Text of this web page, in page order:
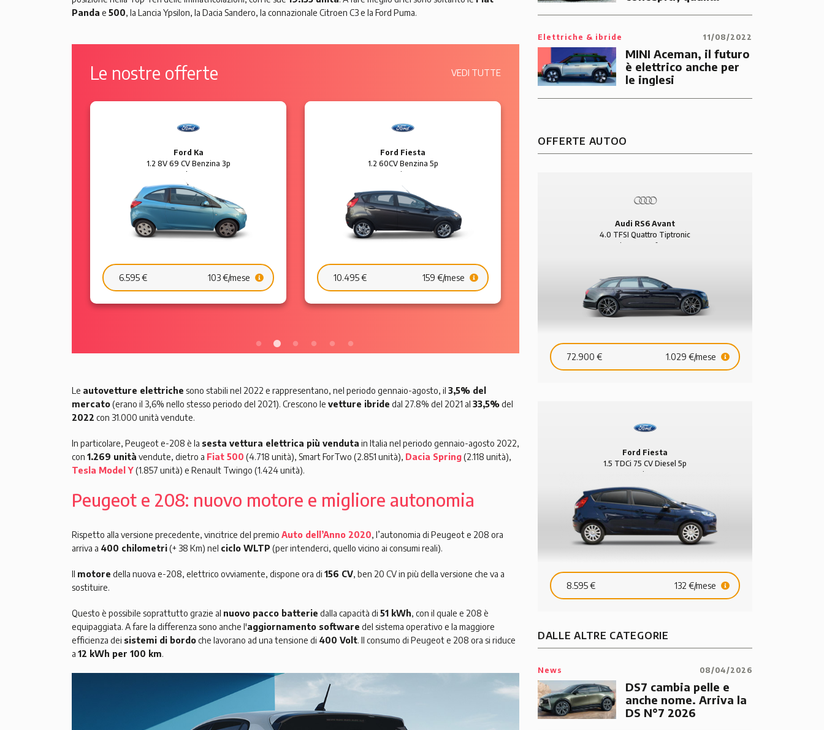
Panda e 500, la Lancia Ypsilon, la Dacia Sandero, la connazionale Citroen C3 e la Ford Puma.
Le nostre offerte VEDI TUTTE
Ford Ka
1.2 8V 69 CV Benzina 3p
Plus
6.595 € 103 €/mese
Ford Fiesta
1.2 60CV Benzina 5p
Business
10.495 € 159 €/mese
BMW Serie 1
181 €/mese
Le autovetture elettriche sono stabili nel 2022 e rappresentano, nel periodo gennaio-agosto, il 3,5% del
mercato(erano il 3,6% nello stesso periodo del 2021). Crescono le vetture ibride dal 27.8% del 2021 al 33,5%del
2022 con 31.000 unità vendute.
In particolare, Peugeot e-208 è la sesta vettura elettrica più venduta in Italia nel periodo gennaio-agosto 2022,
con 1.269 unità vendute, dietro a Fiat 500 (4.718 unità), Smart ForTwo (2.851 unità), Dacia Spring(2.118 unità),
Tesla Model Y(1.857 unità) e Renault Twingo (1.424 unità).
Peugeot e 208: nuovo motore e migliore autonomia
Rispetto alla versione precedente, vincitrice del premio Auto dell’Anno 2020, l’autonomia di Peugeot e 208 ora
arriva a 400 chilometri(+ 38 Km) nel ciclo WLTP (per intenderci, quello vicino ai consumi reali).
Il motore della nuova e-208, elettrico ovviamente, dispone ora di 156 CV, ben 20 CV in più della versione che va a
sostituire.
Questo è possibile soprattutto grazie al nuovo pacco batterie dalla capacità di 51 kWh, con il quale e 208 è
equipaggiata. A fare la differenza sono anche l'aggiornamento software del sistema operativo e la maggiore
efficienza dei sistemi di bordoche lavorano ad una tensione di 400 Volt. Il consumo di Peugeot e 208 ora si riduce
a 12 kWh per 100 km.
Elettriche & ibride 11/08/2022
MINI Aceman, il futuro
è elettrico anche per
le inglesi
OFFERTE AUTOO
Audi RS6 Avant
4.0 TFSI Quattro Tiptronic
Benzina 5p Performance
72.900 € 1.029 €/mese
Ford Fiesta
1.5 TDCi 75 CV Diesel 5p
Business
8.595 € 132 €/mese
DALLE ALTRE CATEGORIE
News 08/04/2026
DS7 cambia pelle e
anche nome. Arriva la
DS N°7 2026